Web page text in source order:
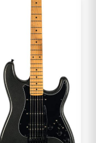
Guitarra Seizi Multi Smart
– Metallic ...